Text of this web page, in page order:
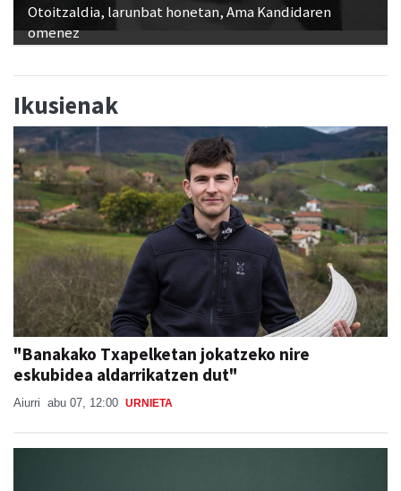
Otoitzaldia, larunbat honetan, Ama Kandidaren
omenez
Ikusienak
"Banakako Txapelketan jokatzeko nire
eskubidea aldarrikatzen dut"
Aiurri abu 07, 12:00 URNIETA